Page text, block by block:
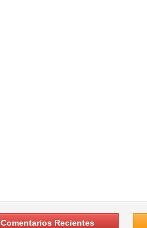
Comentarios Recientes